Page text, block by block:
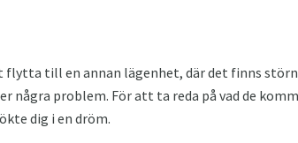
flytta till en annan lägenhet, där det finns
några problem. För att ta reda på vad de
dig i en dröm.